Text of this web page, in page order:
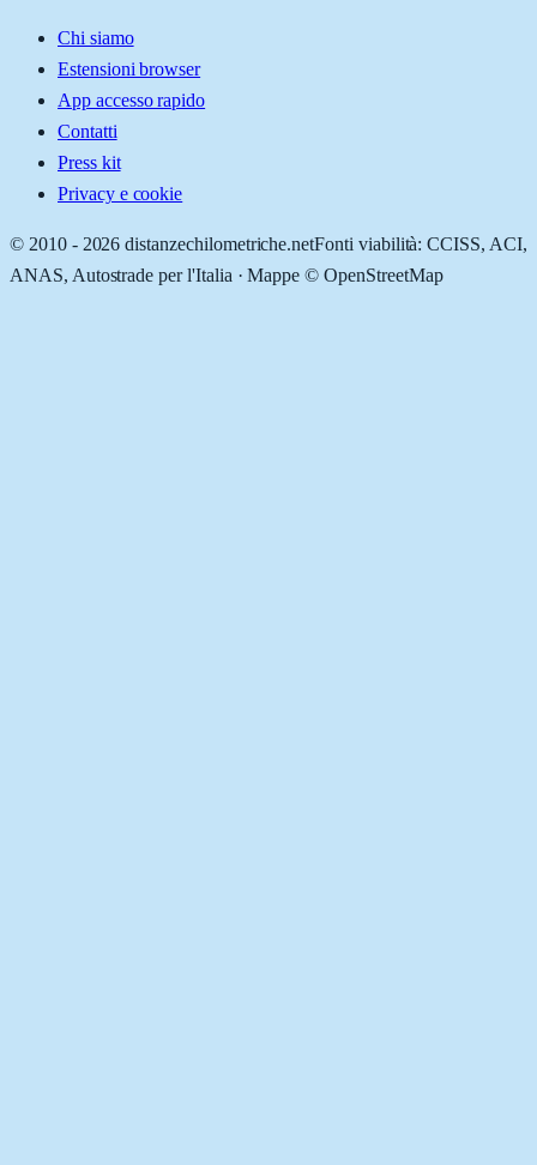
Chi siamo
Estensioni browser
App accesso rapido
Contatti
Press kit
Privacy e cookie
© 2010 - 2026 distanzechilometriche.netFonti viabilità: CCISS, ACI,
ANAS, Autostrade per l'Italia · Mappe © OpenStreetMap